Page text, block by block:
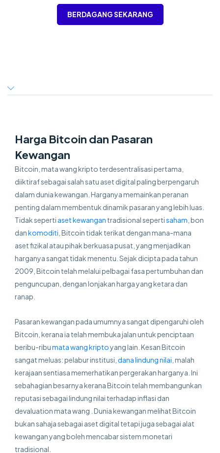
BERDAGANG SEKARANG
Harga Bitcoin dan Pasaran
Kewangan
Bitcoin, mata wang kripto terdesentralisasi pertama,
diiktiraf sebagai salah satu aset digital paling berpengaruh
dalam dunia kewangan. Harganya memainkan peranan
penting dalam membentuk dinamik pasaran yang lebih luas.
Tidak seperti aset kewangan tradisional sepertisaham , bon
dankomoditi , Bitcoin tidak terikat dengan mana-mana
aset fizikal atau pihak berkuasa pusat, yang menjadikan
harganya sangat tidak menentu. Sejak dicipta pada tahun
2009, Bitcoin telah melalui pelbagai fasa pertumbuhan dan
penguncupan, dengan lonjakan harga yang ketara dan
ranap.
Pasaran kewangan pada umumnya sangat dipengaruhi oleh
Bitcoin, kerana ia telah membuka jalan untuk penciptaan
beribu-ribumata wang kriptoyang lain. Kesan Bitcoin
sangat meluas: pelabur institusi, dana lindung nilai , malah
kerajaan sentiasa memerhatikan pergerakan harganya. Ini
sebahagian besarnya kerana Bitcoin telah membangunkan
reputasi sebagai lindung nilai terhadap inflasi dan
devaluation mata wang . Dunia kewangan melihat Bitcoin
bukan sahaja sebagai aset digital tetapi juga sebagai alat
kewangan yang boleh mencabar sistem monetari
tradisional.